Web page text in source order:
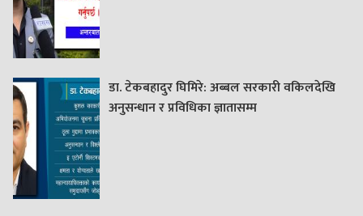
डा. टेकबहादुर घिमिरे: अब्बल सरकारी वकिलदेखि
अनुसन्धान र प्रविधिका ज्ञातासम्म